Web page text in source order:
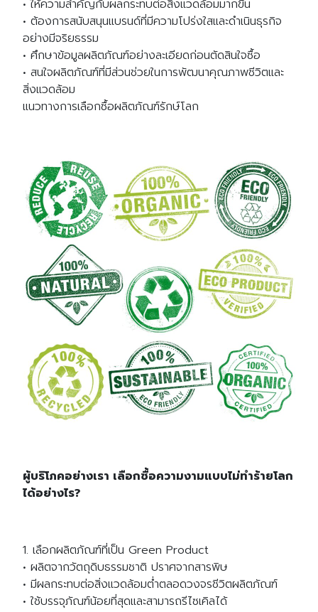
• ให้ความสำคัญกับผลกระทบต่อสิ่งแวดล้อมมากขึ้น
• ต้องการสนับสนุนแบรนด์ที่มีความโปร่งใสและดำเนินธุรกิจ
อย่างมีจริยธรรม
• ศึกษาข้อมูลผลิตภัณฑ์อย่างละเอียดก่อนตัดสินใจซื้อ
• สนใจผลิตภัณฑ์ที่มีส่วนช่วยในการพัฒนาคุณภาพชีวิตและ
สิ่งแวดล้อม
แนวทางการเลือกซื้อผลิตภัณฑ์รักษ์โลก
ผู้บริโภคอย่างเรา เลือกซื้อความงามแบบไม่ทำร้ายโลก
ได้อย่างไร?
1. เลือกผลิตภัณฑ์ที่เป็น Green Product
• ผลิตจากวัตถุดิบธรรมชาติ ปราศจากสารพิษ
• มีผลกระทบต่อสิ่งแวดล้อมต่ำตลอดวงจรชีวิตผลิตภัณฑ์
• ใช้บรรจุภัณฑ์น้อยที่สุดและสามารถรีไซเคิลได้